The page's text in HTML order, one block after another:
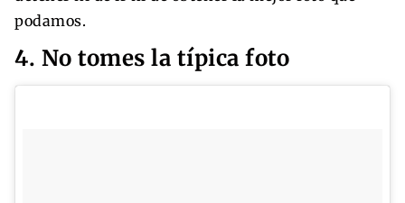
podamos.
4. No tomes la típica foto